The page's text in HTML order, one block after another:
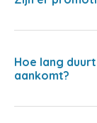
Hoe lang
aankomt?